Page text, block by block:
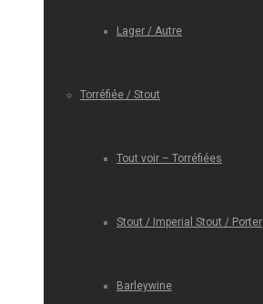
Lager / Autre
Torréfiée / Stout
Tout voir – Torréfiées
Stout / Imperial Stout / Porter
Barleywine